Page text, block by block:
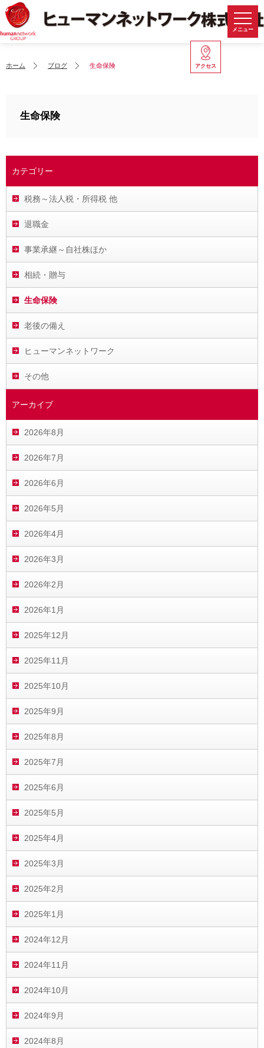
メニュー
アクセス
ホーム ブログ 生命保険
生命保険
カテゴリー
税務～法人税・所得税 他
退職金
事業承継～自社株ほか
相続・贈与
生命保険
老後の備え
ヒューマンネットワーク
その他
アーカイブ
2026年8月
2026年7月
2026年6月
2026年5月
2026年4月
2026年3月
2026年2月
2026年1月
2025年12月
2025年11月
2025年10月
2025年9月
2025年8月
2025年7月
2025年6月
2025年5月
2025年4月
2025年3月
2025年2月
2025年1月
2024年12月
2024年11月
2024年10月
2024年9月
2024年8月